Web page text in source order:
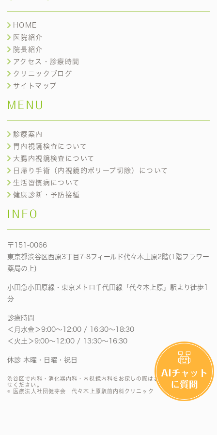
HOME
医院紹介
院長紹介
アクセス・診療時間
クリニックブログ
サイトマップ
MENU
診療案内
胃内視鏡検査について
大腸内視鏡検査について
日帰り手術（内視鏡的ポリープ切除）について
生活習慣病について
健康診断・予防接種
INFO
〒151-0066
東京都渋谷区西原3丁目7-8フィールド代々木上原2階(1階フラワー
薬局の上)
小田急小田原線・東京メトロ千代田線「代々木上原」駅より徒歩1
分
診療時間
＜月水金＞9:00〜12:00 / 16:30〜18:30
＜火土＞9:00〜12:00 / 13:30〜16:30
休診 木曜・日曜・祝日
渋谷区で内科・消化器内科・内視鏡内科をお探しの際はお気軽にお問い合わ
せください。
© 医療法人社団健芽会 代々木上原駅前内科クリニック